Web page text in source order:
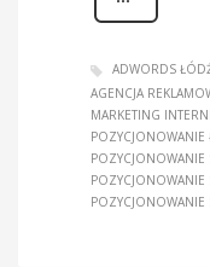
ADWORDS
AGENCJA
MARKETING
POZYCJONOWANIE
POZYCJONOWANIE